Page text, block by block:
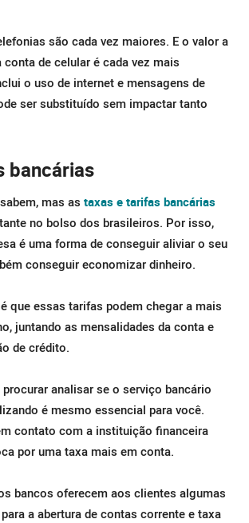
são cada vez maiores. E o valor a
de celular é cada vez mais
o uso de internet e mensagens de
ser substituído sem impactar tanto
bancárias
mas as taxas e tarifas bancárias
no bolso dos brasileiros. Por isso,
é uma forma de conseguir aliviar o seu
conseguir economizar dinheiro.
que essas tarifas podem chegar a mais
juntando as mensalidades da conta e
de crédito.
analisar se o serviço bancário
é mesmo essencial para você.
contato com a instituição financeira
por uma taxa mais em conta.
bancos oferecem aos clientes algumas
a abertura de contas corrente e taxa